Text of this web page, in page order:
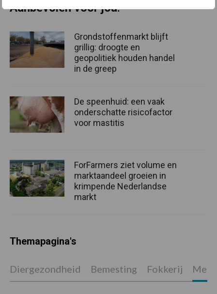
Aanbevolen voor jou!
Grondstoffenmarkt blijft
grillig: droogte en
geopolitiek houden handel
in de greep
De speenhuid: een vaak
onderschatte risicofactor
voor mastitis
ForFarmers ziet volume en
marktaandeel groeien in
krimpende Nederlandse
markt
Themapagina's
Diergezondheid Bemesting Fokkerij